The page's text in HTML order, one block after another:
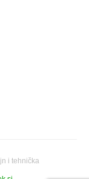
i tehnička